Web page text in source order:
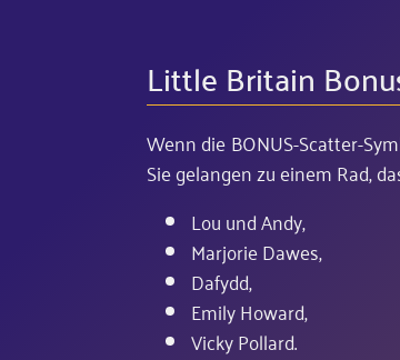
Little Britain
Wenn die BONUS-Scatter-
Sie gelangen zu einem Rad,
Lou und Andy,
Marjorie Dawes,
Dafydd,
Emily Howard,
Vicky Pollard.